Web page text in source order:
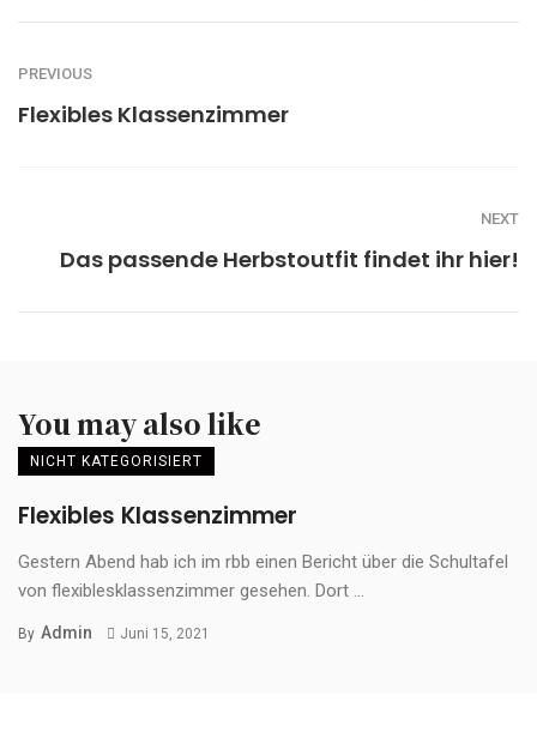
PREVIOUS
Flexibles Klassenzimmer
NEXT
Das passende Herbstoutfit findet ihr hier!
You may also like
NICHT KATEGORISIERT
Flexibles Klassenzimmer
Gestern Abend hab ich im rbb einen Bericht über die Schultafel
von flexiblesklassenzimmer gesehen. Dort ...
By Admin Juni 15, 2021